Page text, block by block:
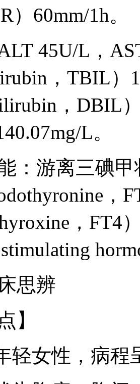
）60mm/1h。
45U/L，
，TBIL
，DBIL
L。
：游离三碘
，FT4
stimulating
思辨
】
轻女性，病程